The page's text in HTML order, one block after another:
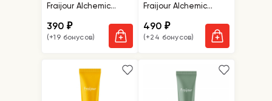
Fraijour Alchemic
Firming Cream,
миниатюра
390₽
(+19 бонусов)
Fraijour Alchemic
Foam Cleanser,
миниатюра
490₽
(+24 бонусов)